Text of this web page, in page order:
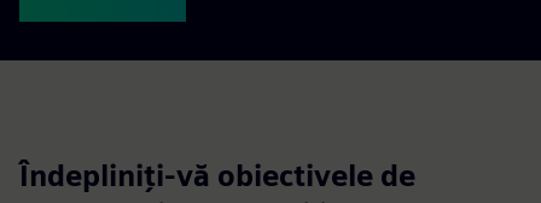
Îndepliniți-vă obiectivele de